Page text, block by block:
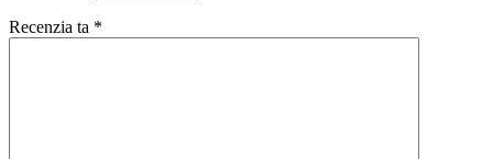
Recenzia ta *